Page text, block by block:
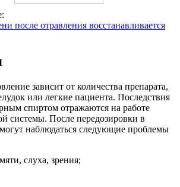
после отравления восстанавливается
зависит от количества препарата,
или легкие пациента. Последствия
спиртом отражаются на работе
системы. После передозировки в
наблюдаться следующие проблемы
слуха, зрения;